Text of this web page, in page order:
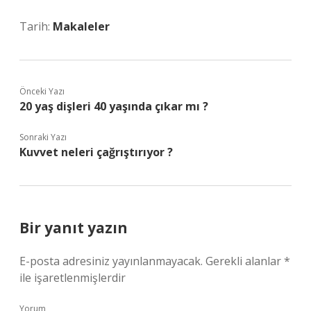
Tarih: Makaleler
Önceki Yazı
20 yaş dişleri 40 yaşında çıkar mı ?
Sonraki Yazı
Kuvvet neleri çağrıştırıyor ?
Bir yanıt yazın
E-posta adresiniz yayınlanmayacak. Gerekli alanlar*
ile işaretlenmişlerdir
Yorum